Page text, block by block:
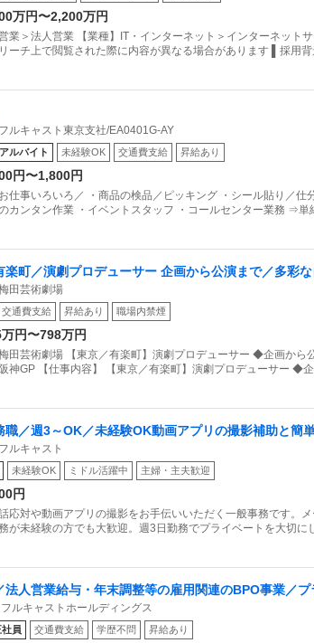
万円〜2,200万円
営業＞法人営業 【業種】IT・インターネット＞インターネッ
ーチ上で閲覧された際に内容が異なる場合があります ▌採用
ルキャスト東京支社/EA0401G-AY
ルバイト 未経験OK 交通費支給 昇給あり
円〜1,800円
仕事いろいろ／ ・商品の検品／ピッキング ・シール貼り／仕
カンタン作業 ・イベントスタッフ ・コールセンター業務 ⇒単
楽町／演劇プロデューサー 企画から公演まで／多彩
田芸術劇場
交通費支給 昇給あり 職場内禁煙
円〜798万円
田芸術劇場 【東京／有楽町】演劇プロデューサー ◆企画から
神GP 【仕事内容】 【東京／有楽町】演劇プロデューサー ◆
職／週3～OK／未経験OK動画アプリの撮影補助と簡
ルキャスト
未経験OK ミドル活躍中 主婦・主夫歓迎
円
応対や動画アプリの撮影をお手伝いいただく一般事務です。
が未経験の方でも大歓迎。週3日勤務でプライベートを大切に
法人営業給与・年末調整等の雇用関連のBPO事業／
ルキャストホールディングス
社員 交通費支給 学歴不問 昇給あり